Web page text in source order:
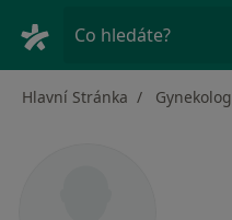
Co hledáte?
Hlavní Stránka Gynekolog